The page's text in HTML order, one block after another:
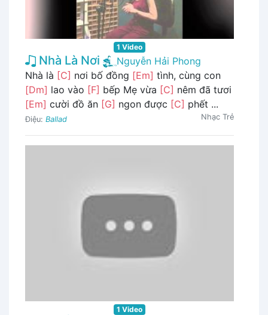
1 Video
Nhà Là Nơi
Nguyễn Hải Phong
Nhà là [C] nơi bố đồng [Em] tình, cùng con
[Dm] lao vào [F] bếp Mẹ vừa [C] nêm đã tươi
[Em] cười đồ ăn [G] ngon được [C] phết ...
Điệu: Ballad Nhạc Trẻ
1 Video